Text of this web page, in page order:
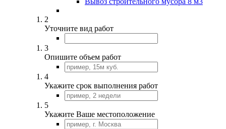
2
Уточните вид работ
3
Опишите объем работ
4
Укажите срок выполнения работ
5
Укажите Ваше местоположение